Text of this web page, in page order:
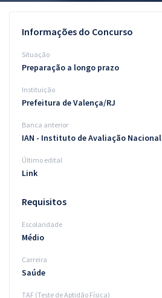
Questões grátis
Blog
Aprovados
Atendimento
Informações do Concurso
Situação
Preparação a longo prazo
Instituição
Prefeitura de Valença/RJ
Banca anterior
IAN - Instituto de Avaliação Nacional
Último edital
Link
Requisitos
Escolaridade
Médio
Carreira
Saúde
TAF (Teste de Aptidão Física)